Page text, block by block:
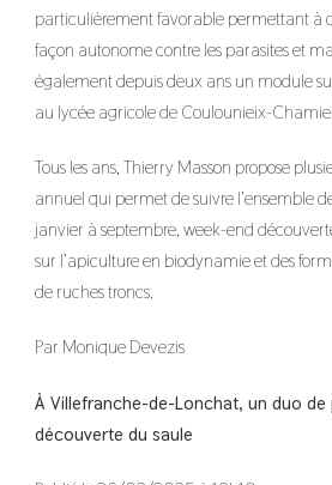
particulièrement favorable permettant à
façon autonome contre les parasites et
également depuis deux ans un module
au lycée agricole de Coulounieix-
Tous les ans, Thierry Masson propose
annuel qui permet de suivre l’ensemble
janvier à septembre, week-end
sur l’apiculture en biodynamie et des
de ruches troncs.
Par Monique Devezis
À Villefranche-de-Lonchat, un duo de
découverte du saule